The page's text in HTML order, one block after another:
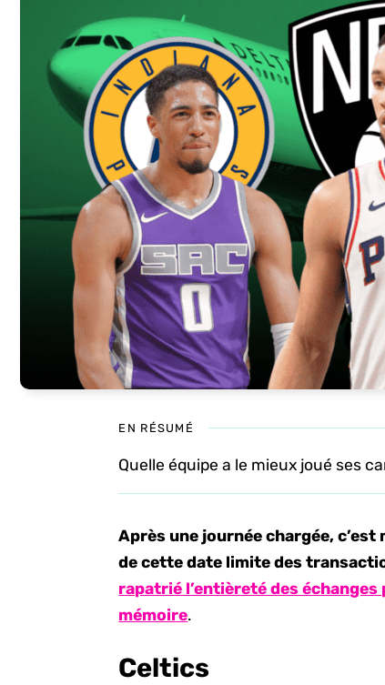
EN RÉSUMÉ
Quelle équipe a le mieux joué ses
Après une journée chargée,
de cette date limite des
rapatrié l’entièreté des
mémoire.
Celtics